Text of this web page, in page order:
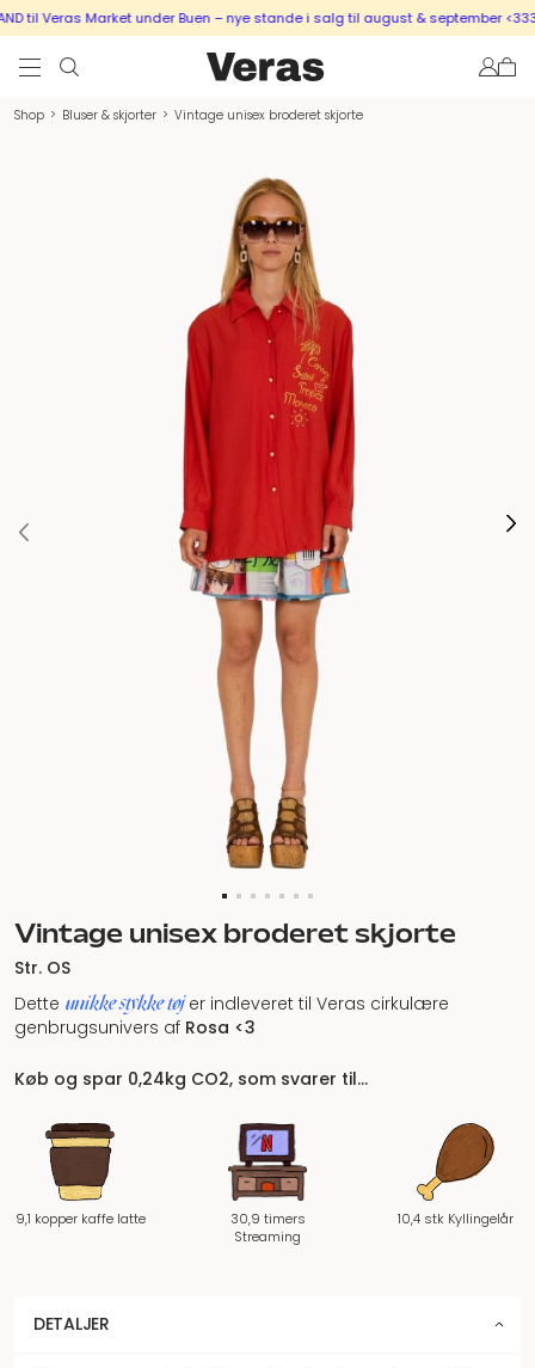
til Veras Market under Buen – nye stande i salg til august & september <333
Shop > Bluser & skjorter > Vintage unisex broderet skjorte
Vintage unisex broderet skjorte
Str. OS
Dette unikke stykke tøjer indleveret til Veras cirkulære
genbrugsunivers af Rosa <3
Køb og spar 0,24kg CO2, som svarer til…
9,1 kopper kaffe latte
30,9 timers
Streaming
10,4 stk Kyllingelår
DETALJER